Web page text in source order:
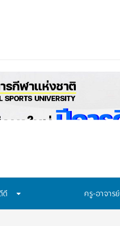
สู่ Lifelong Learning ย้ำไม่ขึ้นค่าเทอม
ดี ครู-อาจารย์